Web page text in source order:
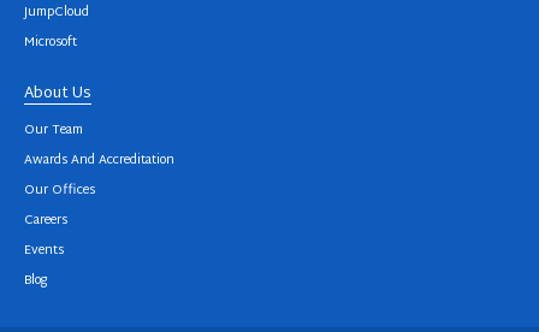
JumpCloud
Microsoft
About Us
Our Team
Awards And Accreditation
Our Offices
Careers
Events
Blog